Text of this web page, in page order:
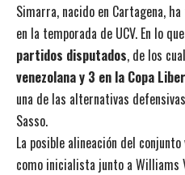
Simarra, nacido en Cartagena,
en la temporada de UCV. En lo
partidos disputados, de los
venezolana y 3 en la Copa
una de las alternativas
Sasso.
La posible alineación del
como inicialista junto a Williams